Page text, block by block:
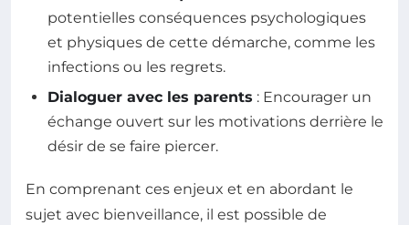
potentielles conséquences psychologiques
et physiques de cette démarche, comme les
infections ou les regrets.
Dialoguer avec les parents : Encourager un
échange ouvert sur les motivations derrière le
désir de se faire piercer.
En comprenant ces enjeux et en abordant le
sujet avec bienveillance, il est possible de